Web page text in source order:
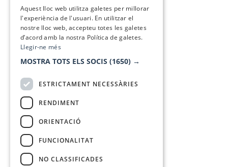
Aquest lloc web utilitza galetes per millorar
l'experiència de l'usuari. En utilitzar el
nostre lloc web, accepteu totes les galetes
d’acord amb la nostra Política de galetes.
Llegir-ne més
MOSTRA TOTS ELS SOCIS (1650) →
ESTRICTAMENT NECESSÀRIES
RENDIMENT
ORIENTACIÓ
FUNCIONALITAT
NO CLASSIFICADES